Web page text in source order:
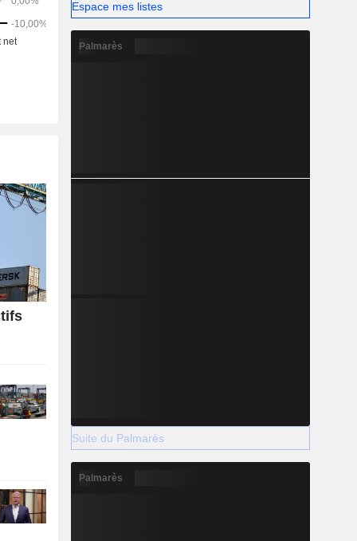
Espace mes listes
Palmarès
Suite du Palmarès
Palmarès